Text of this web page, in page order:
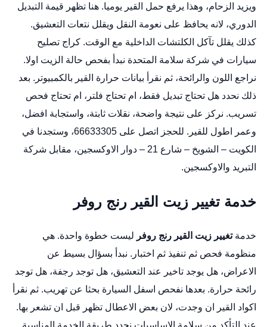
ويزيد الزحام، وهذا يرفع حمل القير يوميا. هنا تظهر قيمة التبديل
الدوري، لانه يحافظ على نعومة النقل ويقلل نتعات التعشيق.
كذلك يقلل تآكل الكلتشات الداخلية مع الوقت. كراج تصليح
سيارات في شركة سلامة المتحدة نبدأ بفحص حالة الزيت اولا.
نراجع اللون والرائحة، ثم نقرأ بيانات حرارة القير بالكمبيوتر. بعد
ذلك نحدد هل تحتاج تبديل فقط، ام تحتاج فلتر، ام تحتاج فحص
تسريب. نركز على نتيجة واضحة، نقلات ثابتة، واستجابة افضل،
وعمر اطول للقير. للحجز اتصل على 66633305، وستجدنا في
الكويت – الشويخ – شارع 21 – دوار الاوكسجين، مقابل شركة
التبريد والاوكسجين.
خدمة تغيير زيت القير رنج روفر
خدمةتغيير زيت القير رنج روفر ليست خطوة واحدة. هي
منظومة فحص ثم تنفيذ ثم اختبار. نبدأ بسؤال بسيط عن
الاعراض، هل يوجد تاخير عند التعشيق، هل توجد رجفة، هل توجد
رائحة حرارة. بعدها نفحص اسفل السيارة بحثا عن تهريب. ثم نقرأ
اكواد القير ان وجدت، لان بعض الاعطال تظهر قبل ان تشعر بها.